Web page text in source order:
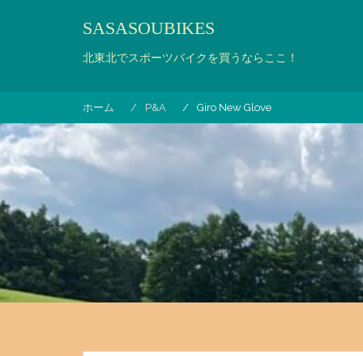
キ
ッ
プ
SASASOUBIKES
北東北でスポーツバイクを買うならここ！
ホーム P&A Giro New Glove